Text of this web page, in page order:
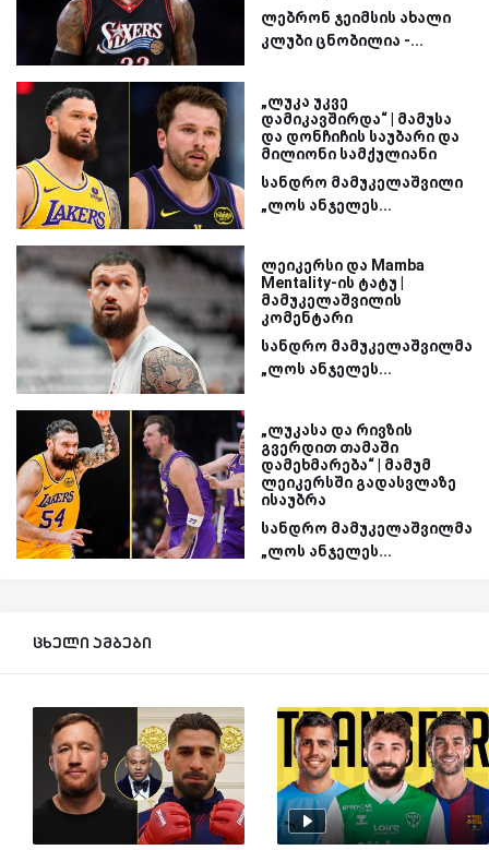
ლებრონ ჯეიმსის ახალი
კლუბი ცნობილია -...
„ლუკა უკვე
დამიკავშირდა“ | მამუსა
და დონჩიჩის საუბარი და
მილიონი სამქულიანი
სანდრო მამუკელაშვილი
„ლოს ანჯელეს...
ლეიკერსი და Mamba
Mentality-ის ტატუ |
მამუკელაშვილის
კომენტარი
სანდრო მამუკელაშვილმა
„ლოს ანჯელეს...
„ლუკასა და რივზის
გვერდით თამაში
დამეხმარება“ | მამუმ
ლეიკერსში გადასვლაზე
ისაუბრა
სანდრო მამუკელაშვილმა
„ლოს ანჯელეს...
ცხელი ამბები